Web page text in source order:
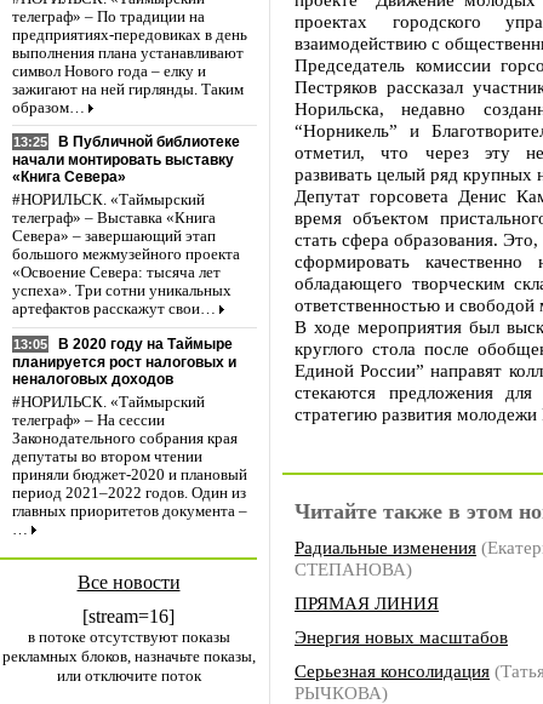
телеграф» – По традиции на
предприятиях-передовиках в день
выполнения плана устанавливают
символ Нового года – елку и
зажигают на ней гирлянды. Таким
образом…
13:25
В Публичной библиотеке
начали монтировать выставку
«Книга Севера»
#НОРИЛЬСК. «Таймырский
телеграф» – Выставка «Книга
Севера» – завершающий этап
большого межмузейного проекта
«Освоение Севера: тысяча лет
успеха». Три сотни уникальных
артефактов расскажут свои…
13:05
В 2020 году на Таймыре
планируется рост налоговых и
неналоговых доходов
#НОРИЛЬСК. «Таймырский
телеграф» – На сессии
Законодательного собрания края
депутаты во втором чтении
приняли бюджет-2020 и плановый
период 2021–2022 годов. Один из
главных приоритетов документа –
…
Все новости
[stream=16]
в потоке отсутствуют показы
рекламных блоков, назначьте показы,
или отключите поток
проектах городского
взаимодействию с
Председатель комиссии
Пестряков рассказал
Норильска, недавно
“Норникель” и
отметил, что через эту
развивать целый ряд крупных
Депутат горсовета Денис
время объектом
стать сфера образования.
сформировать
обладающего творческим
ответственностью и
В ходе мероприятия был
круглого стола после
Единой России” направят
стекаются предложения
стратегию развития
Читайте также в этом
Радиальные изменения
СТЕПАНОВА)
ПРЯМАЯ ЛИНИЯ
Энергия новых масштабов
Серьезная консолидация
РЫЧКОВА)